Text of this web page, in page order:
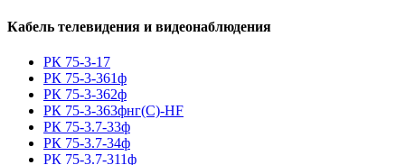
Кабель телевидения и видеонаблюдения
РК 75-3-17
РК 75-3-361ф
РК 75-3-362ф
РК 75-3-363фнг(С)-HF
РК 75-3.7-33ф
РК 75-3.7-34ф
РК 75-3.7-311ф